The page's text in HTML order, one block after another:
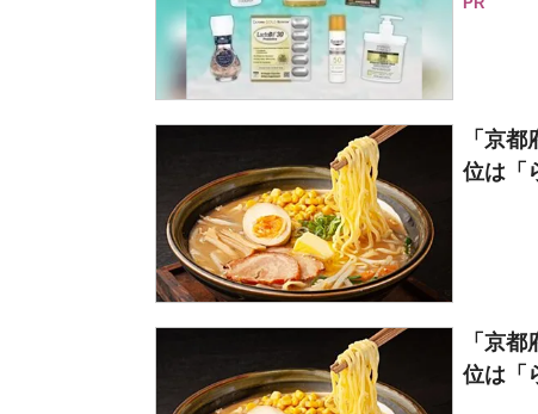
「京
位は「
「京
位は「